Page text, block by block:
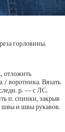
горловины.
отложить
/ воротника. Вязать
р. — с ЛС.
п. спинки, закрыв
швы и швы рукавов.